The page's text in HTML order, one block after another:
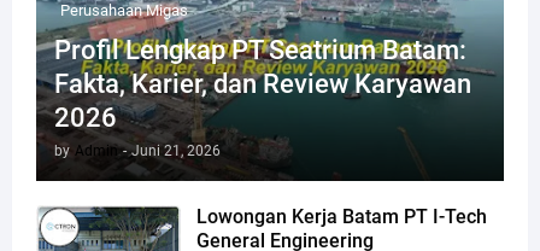
Perusahaan Migas
Profil Lengkap PT Seatrium Batam:
Fakta, Karier, dan Review Karyawan
2026
by Admin - Juni 21, 2026
Lowongan Kerja Batam PT I-Tech
General Engineering